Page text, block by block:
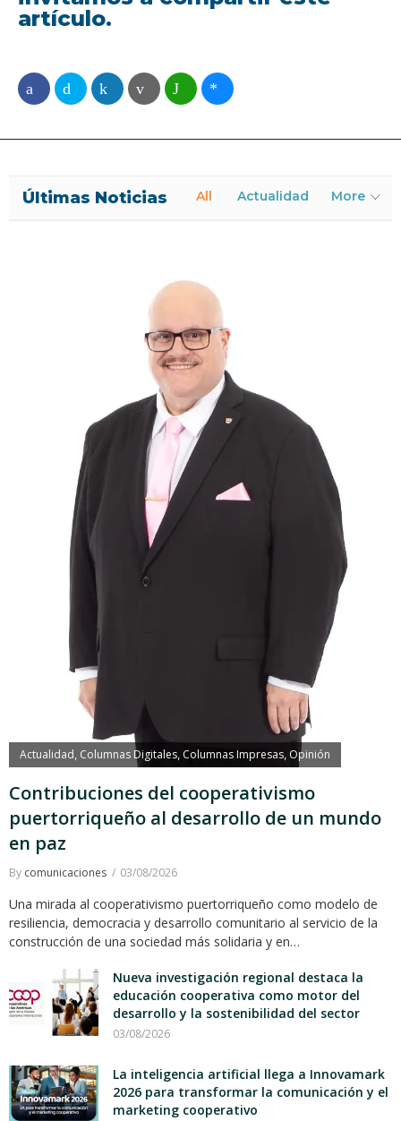
artículo.
Últimas Noticias All Actualidad More
Actualidad Columnas Digitales, Columnas Impresas, Opinión
Contribuciones del cooperativismo
puertorriqueño al desarrollo de un mundo
en paz
By comunicaciones 03/08/2026
Una mirada al cooperativismo puertorriqueño como modelo de
resiliencia, democracia y desarrollo comunitario al servicio de la
construcción de una sociedad más solidaria y en…
Nueva investigación regional destaca la
educación cooperativa como motor del
desarrollo y la sostenibilidad del sector
03/08/2026
La inteligencia artificial llega a Innovamark
2026 para transformar la comunicación y el
marketing cooperativo